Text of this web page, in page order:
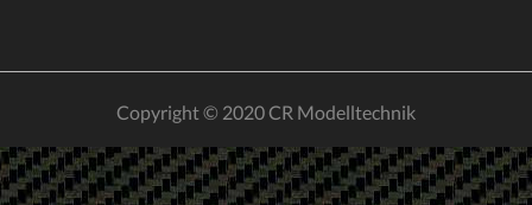
Copyright © 2020 CR Modelltechnik